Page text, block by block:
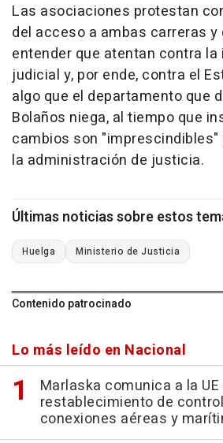
Las asociaciones protestan
del acceso a ambas carreras y
entender que atentan contra la
judicial y, por ende, contra el
algo que el departamento que
Bolaños niega, al tiempo que
cambios son
la administración de justicia.
Últimas noticias sobre estos
Huelga Ministerio de Justicia
Contenido patrocinado
Lo más leído en Nacional
Marlaska comunica a la UE
restablecimiento de
conexiones aéreas y